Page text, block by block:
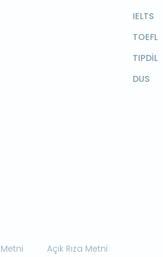
IELTS
TOEFL
TIPDİL
DUS
Açık Rıza Metni